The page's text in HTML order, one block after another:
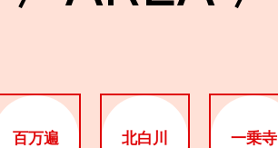
百万遍 北白川 一乗寺